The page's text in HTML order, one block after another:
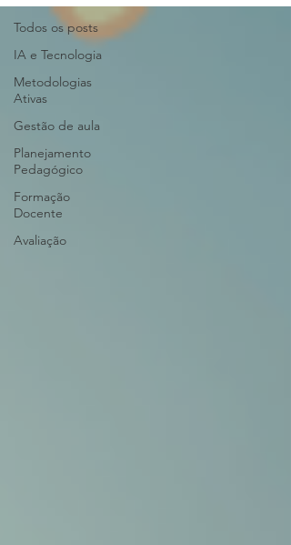
Todos os posts
IA e Tecnologia
Metodologias
Ativas
Gestão de aula
Planejamento
Pedagógico
Formação
Docente
Avaliação